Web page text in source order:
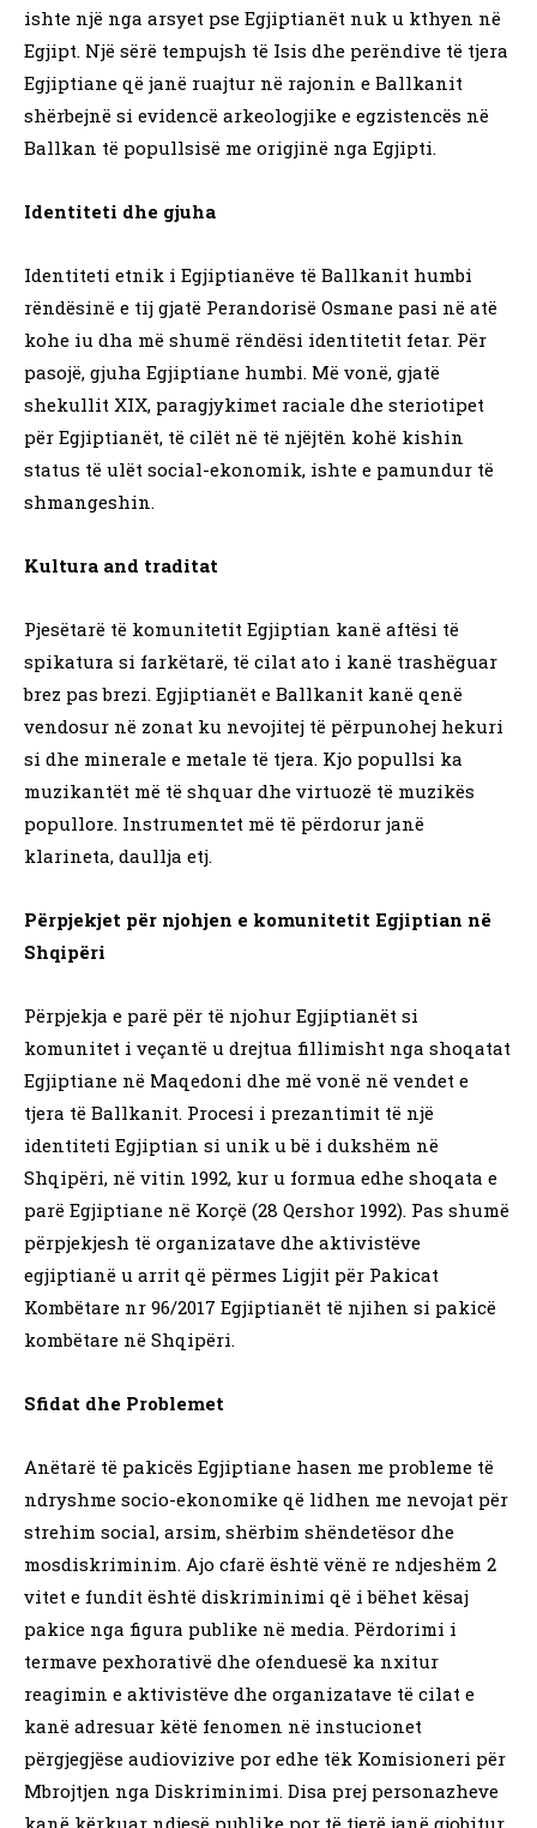
ishte një nga arsyet pse Egjiptianët nuk u kthyen në
Egjipt. Një sërë tempujsh të Isis dhe perëndive të tjera
Egjiptiane që janë ruajtur në rajonin e Ballkanit
shërbejnë si evidencë arkeologjike e egzistencës në
Ballkan të popullsisë me origjinë nga Egjipti.
Identiteti dhe gjuha
Identiteti etnik i Egjiptianëve të Ballkanit humbi
rëndësinë e tij gjatë Perandorisë Osmane pasi në atë
kohe iu dha më shumë rëndësi identitetit fetar. Për
pasojë, gjuha Egjiptiane humbi. Më vonë, gjatë
shekullit XIX, paragjykimet raciale dhe steriotipet
për Egjiptianët, të cilët në të njëjtën kohë kishin
status të ulët social-ekonomik, ishte e pamundur të
shmangeshin.
Kultura and traditat
Pjesëtarë të komunitetit Egjiptian kanë aftësi të
spikatura si farkëtarë, të cilat ato i kanë trashëguar
brez pas brezi. Egjiptianët e Ballkanit kanë qenë
vendosur në zonat ku nevojitej të përpunohej hekuri
si dhe minerale e metale të tjera. Kjo popullsi ka
muzikantët më të shquar dhe virtuozë të muzikës
popullore. Instrumentet më të përdorur janë
klarineta, daullja etj.
Përpjekjet për njohjen e komunitetit Egjiptian në
Shqipëri
Përpjekja e parë për të njohur Egjiptianët si
komunitet i veçantë u drejtua fillimisht nga shoqatat
Egjiptiane në Maqedoni dhe më vonë në vendet e
tjera të Ballkanit. Procesi i prezantimit të një
identiteti Egjiptian si unik u bë i dukshëm në
Shqipëri, në vitin 1992, kur u formua edhe shoqata e
parë Egjiptiane në Korçë (28 Qershor 1992). Pas shumë
përpjekjesh të organizatave dhe aktivistëve
egjiptianë u arrit që përmes Ligjit për Pakicat
Kombëtare nr 96/2017 Egjiptianët të njihen si pakicë
kombëtare në Shqipëri.
Sfidat dhe Problemet
Anëtarë të pakicës Egjiptiane hasen me probleme të
ndryshme socio-ekonomike që lidhen me nevojat për
strehim social, arsim, shërbim shëndetësor dhe
mosdiskriminim. Ajo cfarë është vënë re ndjeshëm 2
vitet e fundit është diskriminimi që i bëhet kësaj
pakice nga figura publike në media. Përdorimi i
termave pexhorativë dhe ofenduesë ka nxitur
reagimin e aktivistëve dhe organizatave të cilat e
kanë adresuar këtë fenomen në instucionet
përgjegjëse audiovizive por edhe tëk Komisioneri për
Mbrojtjen nga Diskriminimi. Disa prej personazheve